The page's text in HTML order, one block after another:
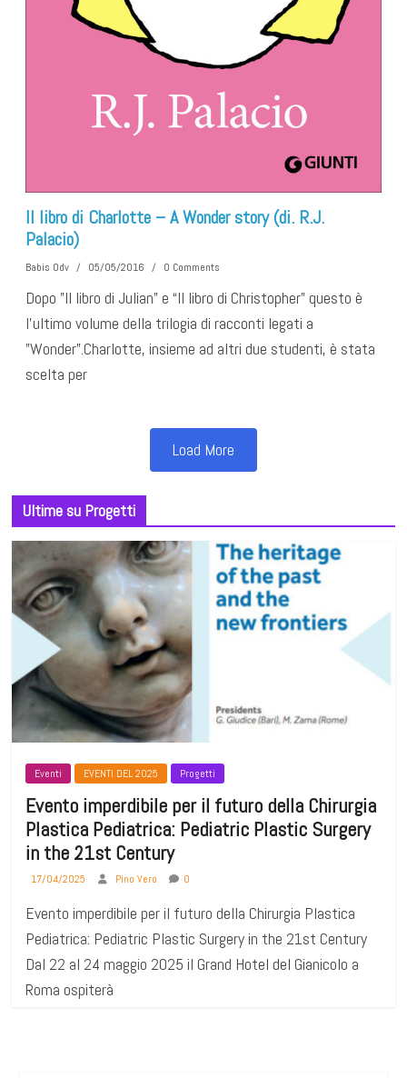
Il libro di Charlotte – A Wonder story (di. R.J.
Palacio)
Babis Odv / 05/05/2016 / 0 Comments
Dopo ”Il libro di Julian” e “Il libro di Christopher” questo è
l’ultimo volume della trilogia di racconti legati a
”Wonder”.Charlotte, insieme ad altri due studenti, è stata
scelta per
Load More
Ultime su Progetti
Eventi EVENTI DEL 2025 Progetti
Evento imperdibile per il futuro della Chirurgia
Plastica Pediatrica: Pediatric Plastic Surgery
in the 21st Century
17/04/2025 Pino Vero 0
Evento imperdibile per il futuro della Chirurgia Plastica
Pediatrica: Pediatric Plastic Surgery in the 21st Century
Dal 22 al 24 maggio 2025 il Grand Hotel del Gianicolo a
Roma ospiterà